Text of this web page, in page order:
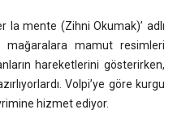
la mente (Zihni Okumak)’ adlı
mağaralara mamut resimleri
hareketlerini gösterirken,
Volpi’ye göre kurgu
hizmet ediyor.